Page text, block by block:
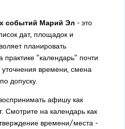
событий Марий Эл - это
дат, площадок и
планировать
"календарь" почти
времени, смена
допуску.
афишу как
Смотрите на календарь как
времени/места -